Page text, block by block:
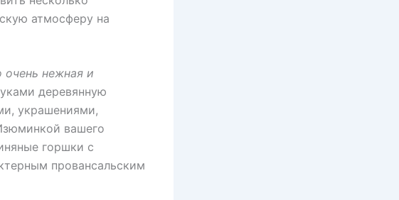
атмосферу на
очень нежная и
деревянную
украшениями,
вашего
горшки с
провансальским